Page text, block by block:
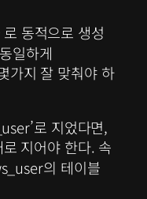
로 동적으로 생성
일하게
가지 잘 맞춰야 하
로 지었다면,
지어야 한다. 속
의 테이블